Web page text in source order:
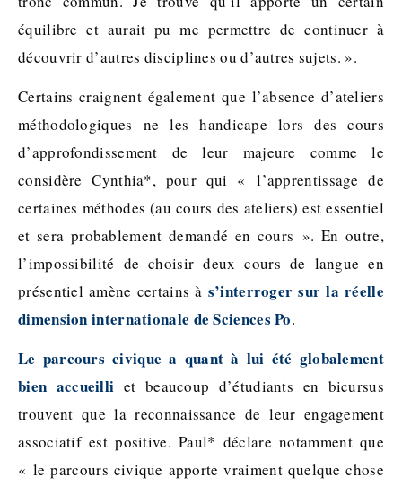
équilibre et aurait pu me permettre de continuer à
découvrir d’autres disciplines ou d’autres sujets. ».
Certains craignent également que l’absence d’ateliers
méthodologiques ne les handicape lors des cours
d’approfondissement de leur majeure comme le
considère Cynthia*, pour qui « l’apprentissage de
certaines méthodes (au cours des ateliers) est essentiel
et sera probablement demandé en cours ». En outre,
l’impossibilité de choisir deux cours de langue en
présentiel amène certains à s’interroger sur la réelle
dimension internationale de Sciences Po.
Le parcours civique a quant à lui été globalement
bien accueilli et beaucoup d’étudiants en bicursus
trouvent que la reconnaissance de leur engagement
associatif est positive. Paul* déclare notamment que
« le parcours civique apporte vraiment quelque chose